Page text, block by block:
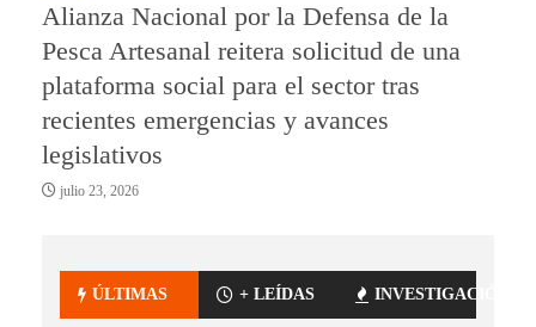
Alianza Nacional por la Defensa de la
Pesca Artesanal reitera solicitud de una
plataforma social para el sector tras
recientes emergencias y avances
legislativos
julio 23, 2026
ÚLTIMAS + LEÍDAS INVESTIGACIÓN